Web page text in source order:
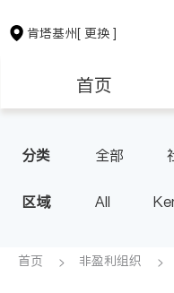
肯塔基州[ 更换 ]
首页
房地产租售
教育
分类 全部
区域 All
首页 非盈利组织